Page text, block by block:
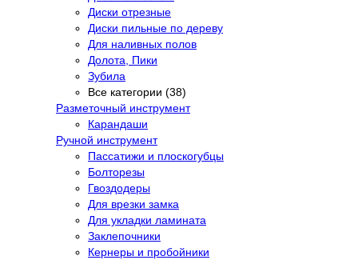
Диски отрезные
Диски пильные по дереву
Для наливных полов
Долота, Пики
Зубила
Все категории (38)
Разметочный инструмент
Карандаши
Ручной инструмент
Пассатижи и плоскогубцы
Болторезы
Гвоздодеры
Для врезки замка
Для укладки ламината
Заклепочники
Кернеры и пробойники